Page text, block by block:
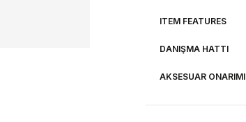
ITEM FEATURES
DANIŞMA HATTI
AKSESUAR ONARIMI